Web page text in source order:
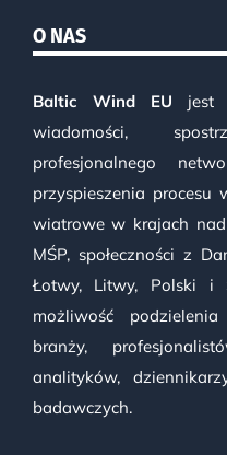
O NAS
Baltic Wind EU jest
wiadomości,
profesjonalnego
przyspieszenia
wiatrowe w krajach
MŚP, społeczności z
Łotwy, Litwy, Polski i
możliwość
branży,
analityków,
badawczych.